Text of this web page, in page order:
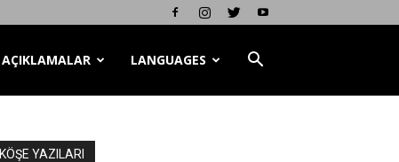
AÇIKLAMALAR LANGUAGES
KÖŞE YAZILARI